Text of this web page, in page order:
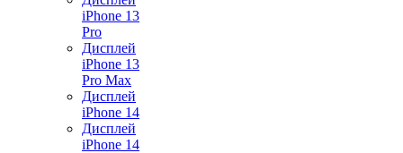
iPhone 13
Pro
Дисплей
iPhone 13
Pro Max
Дисплей
iPhone 14
Дисплей
iPhone 14